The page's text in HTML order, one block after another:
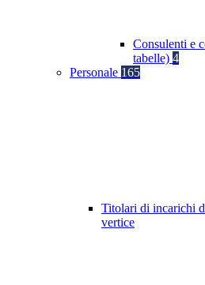
Consulenti e
tabelle) 4
Personale 165
Titolari di incarichi
vertice